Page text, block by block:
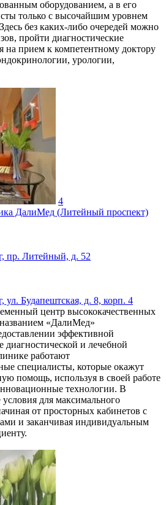
оборудованием, а в его
только с высочайшим уровнем
без каких-либо очередей можно
пройти диагностические
на прием к компетентному доктору
урологии,
4
ДалиМед (Литейный проспект)
пр. Литейный, д. 52
ул. Будапештская, д. 8, корп. 4
центр высококачественных
«ДалиМед»
эффективной
диагностической и лечебной
работают
специалисты, которые окажут
помощь, используя в своей работе
технологии. В
для максимального
от просторных кабинетов с
и заканчивая индивидуальным